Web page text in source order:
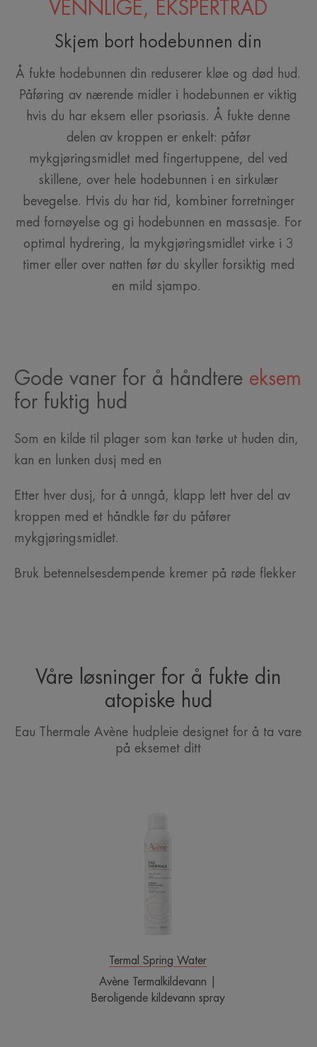
VENNLIGE, EKSPERTRÅD
Skjem bort hodebunnen din
Å fukte hodebunnen din reduserer kløe og død hud.
Påføring av nærende midler i hodebunnen er viktig
hvis du har eksem eller psoriasis. Å fukte denne
delen av kroppen er enkelt: påfør
mykgjøringsmidlet med fingertuppene, del ved
skillene, over hele hodebunnen i en sirkulær
bevegelse. Hvis du har tid, kombiner forretninger
med fornøyelse og gi hodebunnen en massasje. For
optimal hydrering, la mykgjøringsmidlet virke i 3
timer eller over natten før du skyller forsiktig med
en mild sjampo.
Gode vaner for å håndtere eksem
for fuktig hud
Som en kilde til plager som kan tørke ut huden din,
kan en lunken dusj med en
Etter hver dusj, for å unngå, klapp lett hver del av
kroppen med et håndkle før du påfører
mykgjøringsmidlet.
Bruk betennelsesdempende kremer på røde flekker
Våre løsninger for å fukte din
atopiske hud
Eau Thermale Avène hudpleie designet for å ta vare
på eksemet ditt
|
kildevann
spray
Termal Spring Water
Avène Termalkildevann |
Beroligende kildevann spray